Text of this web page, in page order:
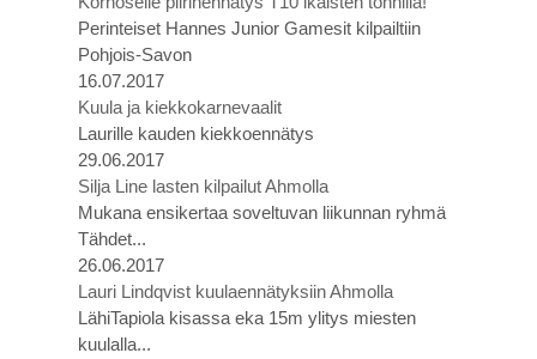
Perinteiset Hannes Junior Gamesit kilpailtiin
Pohjois-Savon
16.07.2017
Kuula ja kiekkokarnevaalit
Laurille kauden kiekkoennätys
29.06.2017
Silja Line lasten kilpailut Ahmolla
Mukana ensikertaa soveltuvan liikunnan ryhmä
Tähdet...
26.06.2017
Lauri Lindqvist kuulaennätyksiin Ahmolla
LähiTapiola kisassa eka 15m ylitys miesten
kuulalla...